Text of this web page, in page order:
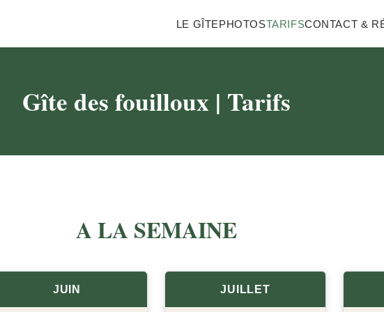
LE GÎTE PHOTOSTARIFSCONTACT &
Gîte des fouilloux | Tarifs
A LA SEMAINE
JUIN JUILLET